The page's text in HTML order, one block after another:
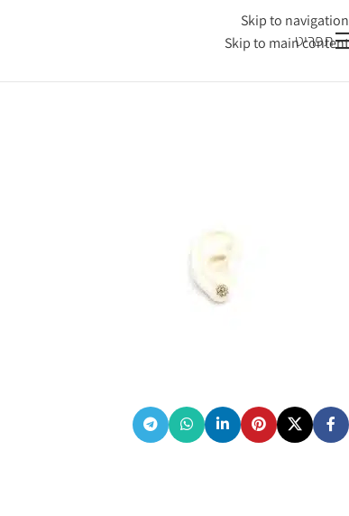
Skip to navigation
Skip to main content
תפריט